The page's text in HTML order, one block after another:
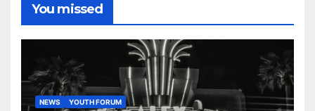
You missed
NEWS YOUTH FORUM